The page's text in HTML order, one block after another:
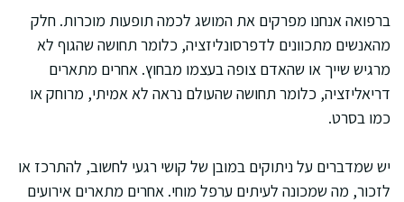
ברפואה אנחנו מפרקים את המושג לכמה תופעות מוכרות. חלק
מהאנשים מתכוונים לדפרסונליזציה, כלומר תחושה שהגוף לא
מרגיש שייך או שהאדם צופה בעצמו מבחוץ. אחרים מתארים
דריאליזציה, כלומר תחושה שהעולם נראה לא אמיתי, מרוחק או
כמו בסרט.
יש שמדברים על ניתוקים במובן של קושי רגעי לחשוב, להתרכז או
לזכור, מה שמכונה לעיתים ערפל מוחי. אחרים מתארים אירועים